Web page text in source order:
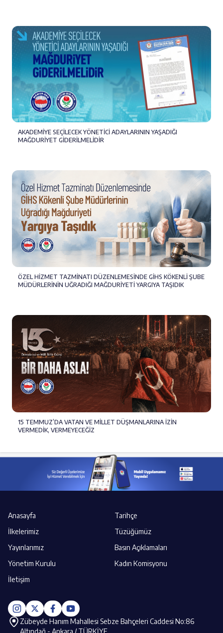
AKADEMİYE SEÇİLECEK YÖNETİCİ ADAYLARININ YAŞADIĞI
MAĞDURİYET GİDERİLMELİDİR
ÖZEL HİZMET TAZMİNATI DÜZENLEMESİNDE GİHS KÖKENLİ ŞUBE
MÜDÜRLERİNİN UĞRADIĞI MAĞDURİYETİ YARGIYA TAŞIDIK
15 TEMMUZ’DA VATAN VE MİLLET DÜŞMANLARINA İZİN
VERMEDİK, VERMEYECEĞİZ
Anasayfa
Tarihçe
İlkelerimiz
Tüzüğümüz
Yayınlarımız
Basın Açıklamaları
Yönetim Kurulu
Kadın Komisyonu
İletişim
Zübeyde Hanım Mahallesi Sebze Bahçeleri Caddesi No:86
Altındağ - Ankara / TÜRKİYE